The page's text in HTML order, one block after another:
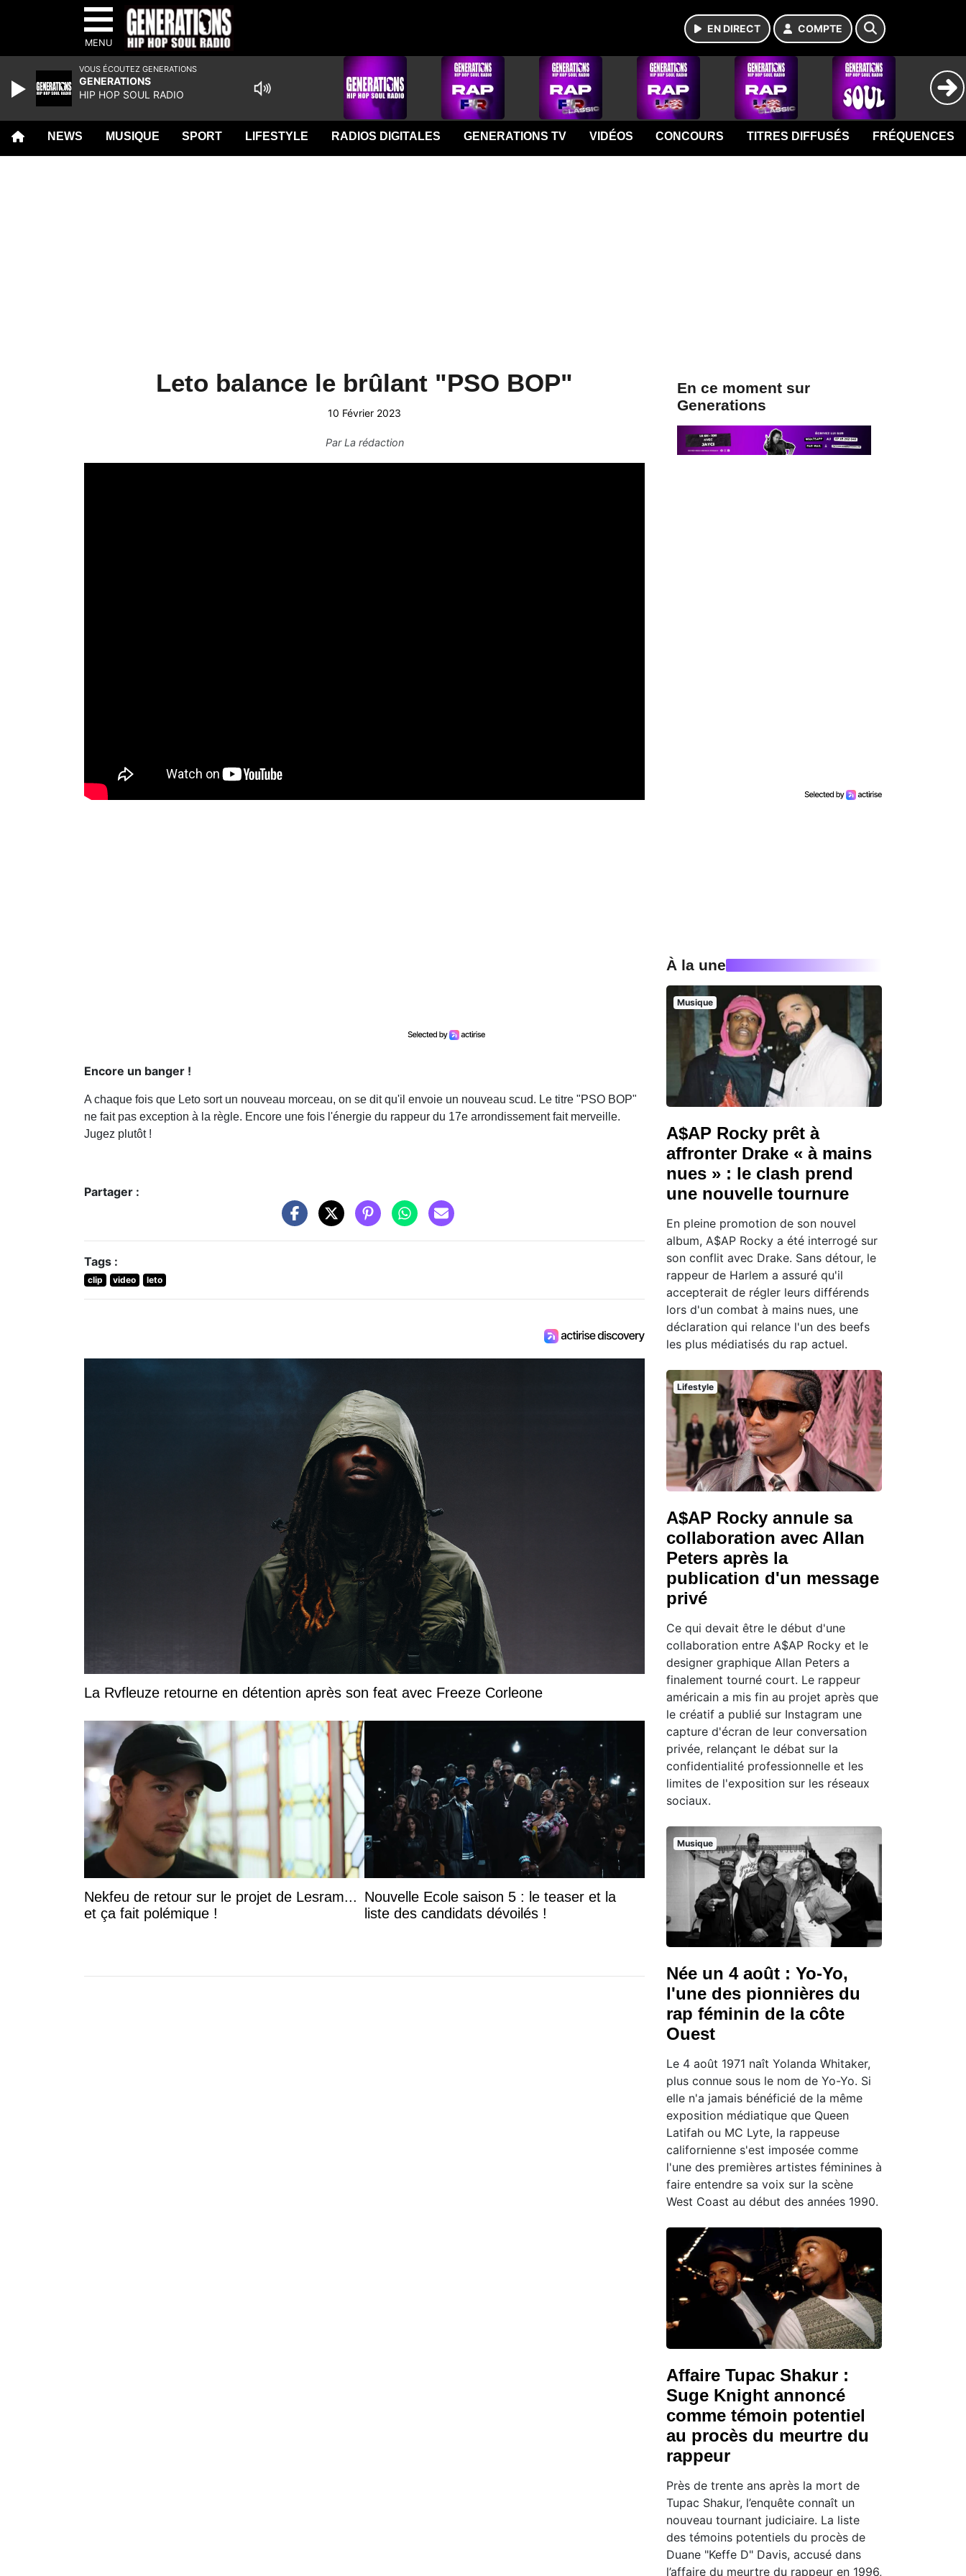
MENU
EN DIRECT COMPTE
NEWS MUSIQUE SPORT LIFESTYLE RADIOS DIGITALES GENERATIONS TV VIDÉOS CONCOURS TITRES DIFFUSÉS FRÉQUENCES
Leto balance le brûlant "PSO BOP"
10 Février 2023
ParLa rédaction
Encore un banger !
A chaque fois que Leto sort un nouveau morceau, on se dit qu'il envoie un nouveau scud. Le titre "PSO BOP"
ne fait pas exception à la règle. Encore une fois l'énergie du rappeur du 17e arrondissement fait merveille.
Jugez plutôt !
Partager :
Tags :
clip video leto
La Rvfleuze retourne en détention après son feat avec Freeze Corleone
Nekfeu de retour sur le projet de Lesram...
et ça fait polémique !
Nouvelle Ecole saison 5 : le teaser et la
liste des candidats dévoilés !
En ce moment sur
Generations
À la une
Musique
A$AP Rocky prêt à
affronter Drake « à mains
nues » : le clash prend
une nouvelle tournure
En pleine promotion de son nouvel
album, A$AP Rocky a été interrogé sur
son conflit avec Drake. Sans détour, le
rappeur de Harlem a assuré qu'il
accepterait de régler leurs différends
lors d'un combat à mains nues, une
déclaration qui relance l'un des beefs
les plus médiatisés du rap actuel.
Lifestyle
A$AP Rocky annule sa
collaboration avec Allan
Peters après la
publication d'un message
privé
Ce qui devait être le début d'une
collaboration entre A$AP Rocky et le
designer graphique Allan Peters a
finalement tourné court. Le rappeur
américain a mis fin au projet après que
le créatif a publié sur Instagram une
capture d'écran de leur conversation
privée, relançant le débat sur la
confidentialité professionnelle et les
limites de l'exposition sur les réseaux
sociaux.
Musique
Née un 4 août : Yo-Yo,
l'une des pionnières du
rap féminin de la côte
Ouest
Le 4 août 1971 naît Yolanda Whitaker,
plus connue sous le nom de Yo-Yo. Si
elle n'a jamais bénéficié de la même
exposition médiatique que Queen
Latifah ou MC Lyte, la rappeuse
californienne s'est imposée comme
l'une des premières artistes féminines à
faire entendre sa voix sur la scène
West Coast au début des années 1990.
Affaire Tupac Shakur :
Suge Knight annoncé
comme témoin potentiel
au procès du meurtre du
rappeur
Près de trente ans après la mort de
Tupac Shakur, l’enquête connaît un
nouveau tournant judiciaire. La liste
des témoins potentiels du procès de
Duane "Keffe D" Davis, accusé dans
l’affaire du meurtre du rappeur en 1996,
VOUS ÉCOUTEZ GENERATIONS
GENERATIONS
HIP HOP SOUL RADIO